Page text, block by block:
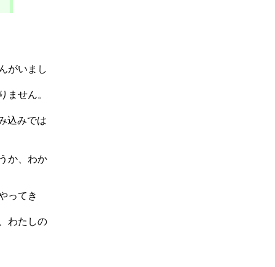
がいまし
せん。
込みでは
か、わか
ってき
わたしの